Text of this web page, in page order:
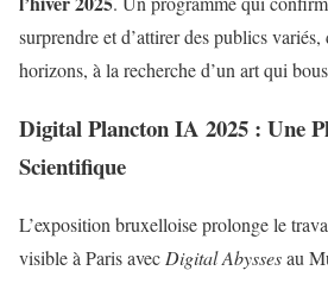
surprendre et d’attirer des publics
horizons, à la recherche d’un art qui
Digital Plancton IA 2025 : Une
Scientifique
L’exposition bruxelloise prolonge le
visible à Paris avec Digital Abyssesau